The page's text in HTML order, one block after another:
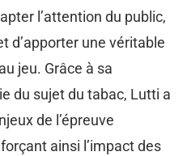
l’attention du public,
d’apporter une véritable
jeu. Grâce à sa
du sujet du tabac, Lutti a
de l’épreuve
ainsi l’impact des